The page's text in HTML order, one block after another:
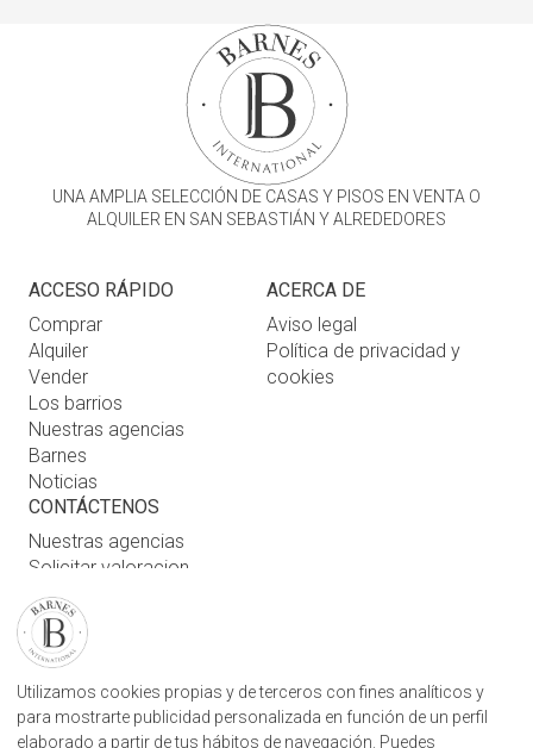
UNA AMPLIA SELECCIÓN DE CASAS Y PISOS EN VENTA O
ALQUILER EN SAN SEBASTIÁN Y ALREDEDORES
ACCESO RÁPIDO
Comprar
Alquiler
Vender
Los barrios
Nuestras agencias
Barnes
Noticias
ACERCA DE
Aviso legal
Política de privacidad y
cookies
CONTÁCTENOS
Nuestras agencias
Solicitar valoracion
Contáctenos
Inicio de sesión de usuario
AGENCIA INMOBILIARIA BARNES SAN SEBASTIÁN
Utilizamos cookies propias y de terceros con fines analíticos y
para mostrarte publicidad personalizada en función de un perfil
elaborado a partir de tus hábitos de navegación. Puedes